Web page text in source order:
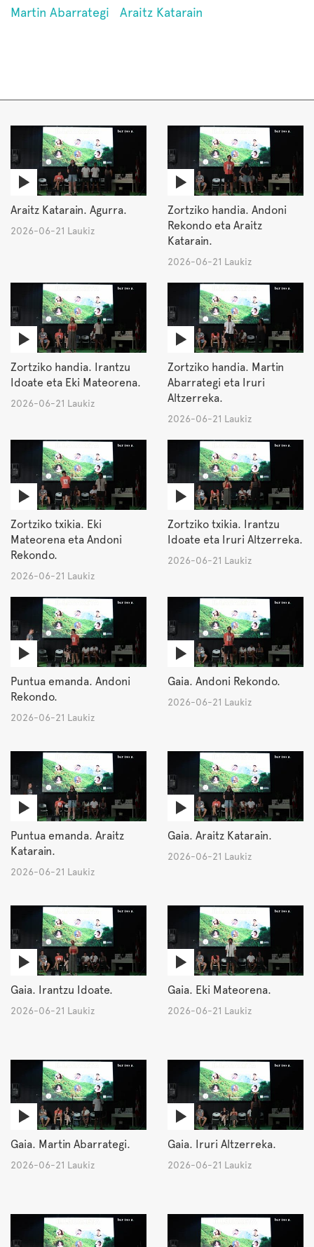
Martin Abarrategi Araitz Katarain
Araitz Katarain. Agurra.
2026-06-21 Laukiz
Zortziko handia. Andoni
Rekondo eta Araitz
Katarain.
2026-06-21 Laukiz
Zortziko handia. Irantzu
Idoate eta Eki Mateorena.
2026-06-21 Laukiz
Zortziko handia. Martin
Abarrategi eta Iruri
Altzerreka.
2026-06-21 Laukiz
Zortziko txikia. Eki
Mateorena eta Andoni
Rekondo.
2026-06-21 Laukiz
Zortziko txikia. Irantzu
Idoate eta Iruri Altzerreka.
2026-06-21 Laukiz
Puntua emanda. Andoni
Rekondo.
2026-06-21 Laukiz
Gaia. Andoni Rekondo.
2026-06-21 Laukiz
Puntua emanda. Araitz
Katarain.
2026-06-21 Laukiz
Gaia. Araitz Katarain.
2026-06-21 Laukiz
Gaia. Irantzu Idoate.
2026-06-21 Laukiz
Gaia. Eki Mateorena.
2026-06-21 Laukiz
Gaia. Martin Abarrategi.
2026-06-21 Laukiz
Gaia. Iruri Altzerreka.
2026-06-21 Laukiz